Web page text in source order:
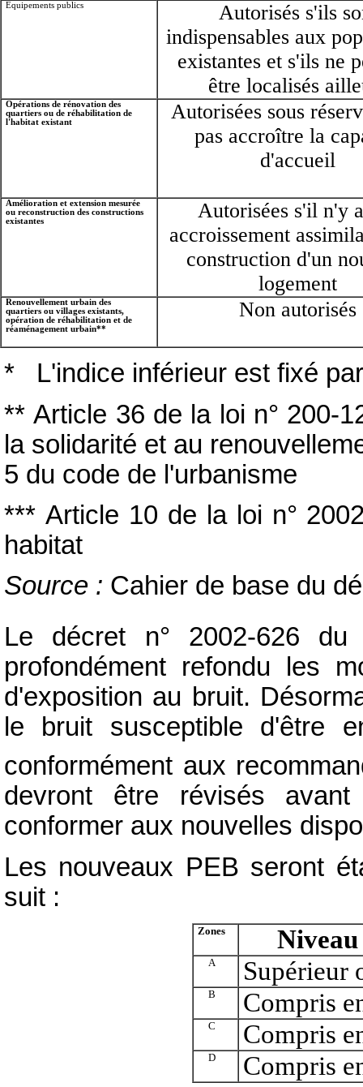
Equipements publics
Autorisés s'ils
indispensables aux
existantes et s'ils ne
être localisés
Opérations de rénovation des
quartiers ou de réhabilitation de
l'habitat existant
Autorisées sous
pas accroître la
d'accueil
Amélioration et extension mesurée
ou reconstruction des constructions
existantes
Autorisées s'il n'y
accroissement
construction d'un
logement
Renouvellement urbain des
quartiers ou villages existants,
opération de réhabilitation et de
réaménagement urbain**
Non autorisés
* L'indice inférieur est fixé
** Article 36 de la loi n° 200-
la solidarité et au
5 du code de l'urbanisme
*** Article 10 de la loi n°
habitat
Source : Cahier de base du
Le décret n° 2002-626
profondément refondu les
d'exposition au bruit.
le bruit susceptible d'être
conformément aux
devront être révisés
conformer aux nouvelles
Les nouveaux PEB seront
suit :
Zones
A Supérieur
B Compris
C Compris
D Compris